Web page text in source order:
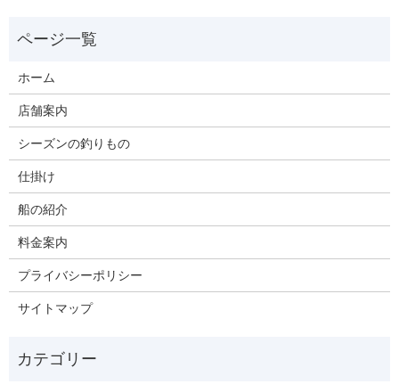
ホーム
店舗案内
シーズンの釣りもの
仕掛け
船の紹介
料金案内
プライバシーポリシー
サイトマップ